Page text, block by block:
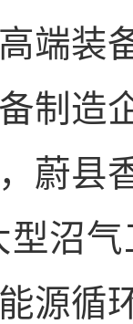
装备
制造
蔚县
沼
源循